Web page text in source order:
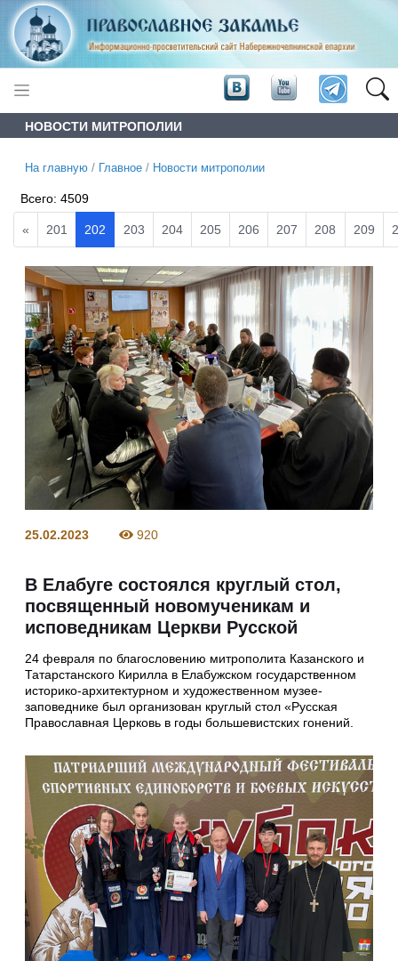
НОВОСТИ МИТРОПОЛИИ
На главную / Главное / Новости митрополии
Всего:4509
« 201 202 203 204 205 206 207 208 209
25.02.2023 920
В Елабуге состоялся круглый стол,
посвященный новомученикам и
исповедникам Церкви Русской
24 февраля по благословению митрополита Казанского и
Татарстанского Кирилла в Елабужском государственном
историко-архитектурном и художественном музее-
заповеднике был организован круглый стол «Русская
Православная Церковь в годы большевистских гонений.